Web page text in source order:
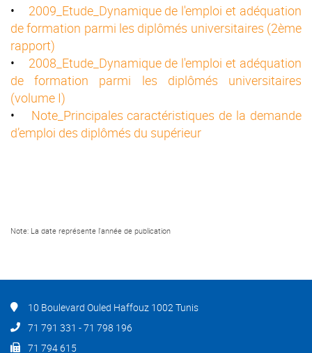
• 2009_Etude_Dynamique de l'emploi et adéquation
de formation parmi les diplômés universitaires (2ème
rapport)
• 2008_Etude_Dynamique de l'emploi et adéquation
de formation parmi les diplômés universitaires
(volume I)
• Note_Principales caractéristiques de la demande
d’emploi des diplômés du supérieur
Note: La date représente l'année de publication
10 Boulevard Ouled Haffouz 1002 Tunis
71 791 331 - 71 798 196
71 794 615